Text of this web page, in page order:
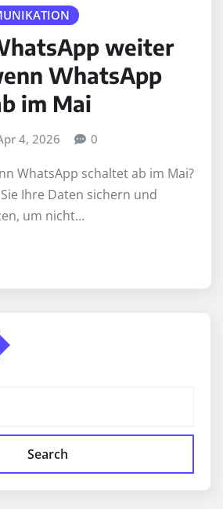
weiter
WhatsApp
im Mai
4, 2026 0
WhatsApp schaltet ab im Mai?
Ihre Daten sichern und
um nicht…
Search